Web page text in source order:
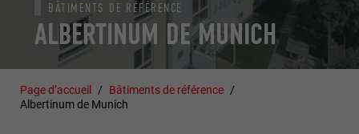
ALBERTINUM DE MUNICH
BÂTIMENTS DE RÉFÉRENCE
Page d’accueil
Bâtiments de référence
Albertinum de Munich